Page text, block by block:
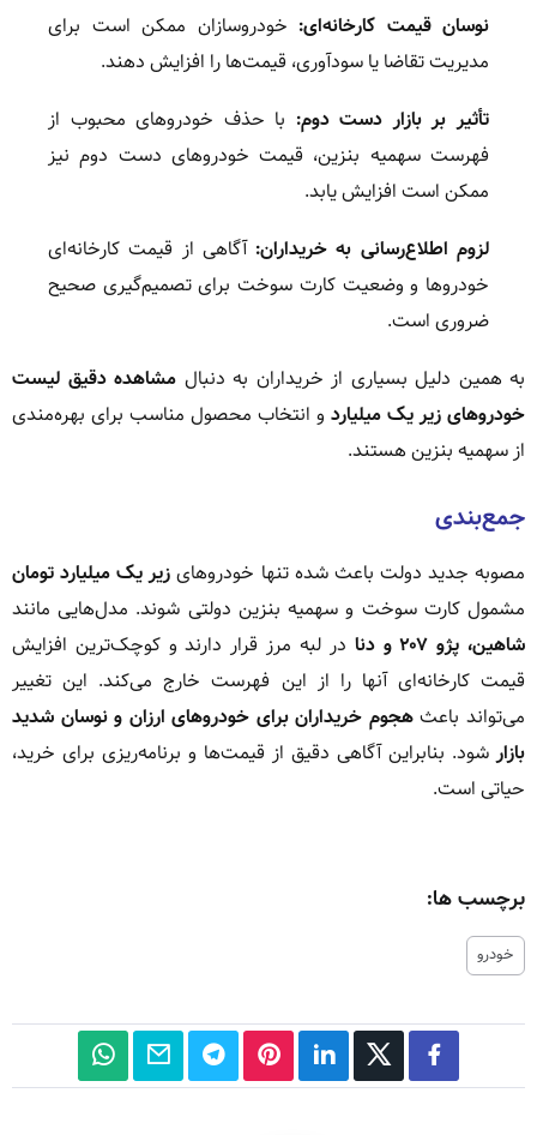
نوسان قیمت کارخانه‌ای: خودروسازان ممکن است برای
مدیریت تقاضا یا سودآوری، قیمت‌ها را افزایش دهند.
تأثیر بر بازار دست دوم: با حذف خودروهای محبوب از
فهرست سهمیه بنزین، قیمت خودروهای دست دوم نیز
ممکن است افزایش یابد.
لزوم اطلاع‌رسانی به خریداران: آگاهی از قیمت کارخانه‌ای
خودروها و وضعیت کارت سوخت برای تصمیم‌گیری صحیح
ضروری است.
به همین دلیل بسیاری از خریداران به دنبال مشاهده دقیق لیست
خودروهای زیر یک میلیارد و انتخاب محصول مناسب برای بهره‌مندی
از سهمیه بنزین هستند.
جمع‌بندی
مصوبه جدید دولت باعث شده تنها خودروهای زیر یک میلیارد تومان
مشمول کارت سوخت و سهمیه بنزین دولتی شوند. مدل‌هایی مانند
شاهین، پژو ۲۰۷ و دنا
در لبه مرز قرار دارند و کوچک‌ترین افزایش
قیمت کارخانه‌ای آنها را از این فهرست خارج می‌کند. این تغییر
می‌تواند باعثهجوم خریداران برای خودروهای ارزان و نوسان شدید
بازار شود. بنابراین آگاهی دقیق از قیمت‌ها و برنامه‌ریزی برای خرید،
حیاتی است.
برچسب ها:
خودرو